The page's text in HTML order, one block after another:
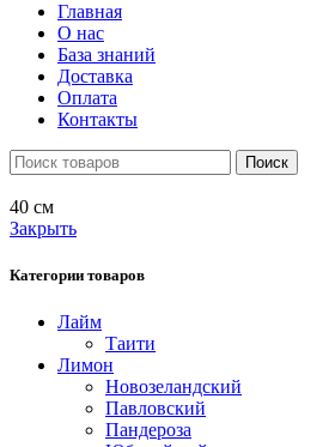
Главная
О нас
База знаний
Доставка
Оплата
Контакты
Поиск
40 см
Закрыть
Категории товаров
Лайм
Таити
Лимон
Новозеландский
Павловский
Пандероза